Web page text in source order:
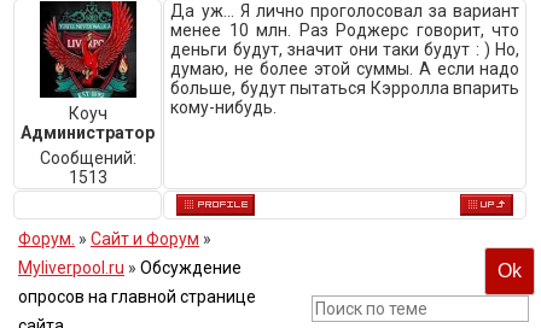
Коуч
Администратор
Сообщений:
1513
Да уж... Я лично проголосовал за вариант
менее 10 млн. Раз Роджерс говорит, что
деньги будут, значит они таки будут : ) Но,
думаю, не более этой суммы. А если надо
больше, будут пытаться Кэрролла впарить
кому-нибудь.
Форум. » Сайт и Форум »
Myliverpool.ru » Обсуждение
опросов на главной странице